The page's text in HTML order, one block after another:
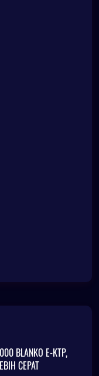
BLANKO E-KTP,
CEPAT